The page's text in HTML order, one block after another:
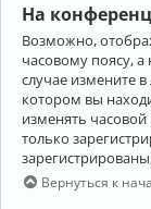
На
Возможно,
часовому поясу,
случае измените
котором вы
изменять
только
Вернуться к